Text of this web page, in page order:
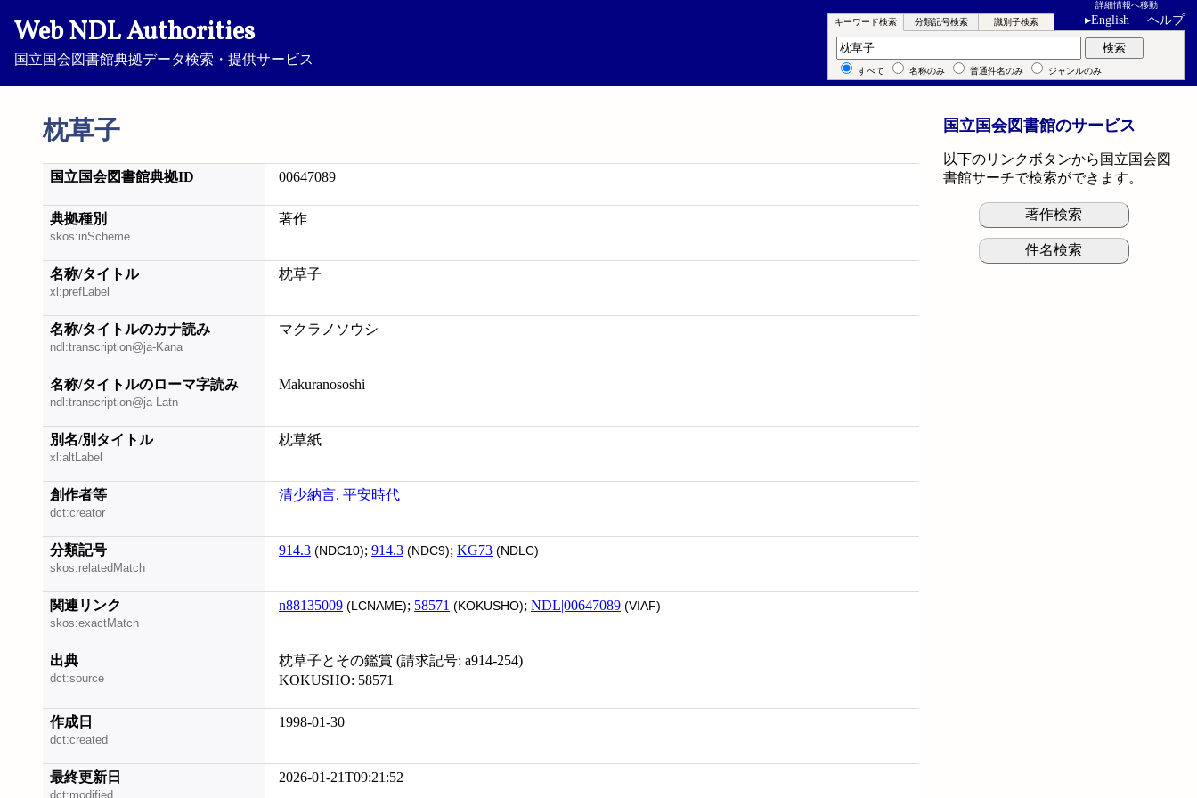
Web NDL Authorities
国立国会図書館典拠データ検索・提供サービス
詳細情報へ移動
▸English ヘルプ
枕草子
キーワード検索 分類記号検索 識別子検索
キーワード検索 検索
すべて 名称のみ 普通件名のみ ジャンルのみ
国立国会図書館典拠ID 00647089
典拠種別
skos:inScheme
著作
名称/タイトル
xl:prefLabel
枕草子
名称/タイトルのカナ読み
ndl:transcription@ja-Kana
マクラノソウシ
名称/タイトルのローマ字読み
ndl:transcription@ja-Latn
Makuranososhi
別名/別タイトル
xl:altLabel
枕草紙
創作者等
dct:creator
清少納言, 平安時代
分類記号
skos:relatedMatch
914.3 (NDC10); 914.3 (NDC9); KG73 (NDLC)
関連リンク
skos:exactMatch
n88135009 (LCNAME); 58571 (KOKUSHO); NDL|00647089 (VIAF)
出典
dct:source
枕草子とその鑑賞 (請求記号: a914-254)
KOKUSHO: 58571
作成日
dct:created
1998-01-30
最終更新日
dct:modified
2026-01-21T09:21:52
国立国会図書館のサービス
以下のリンクボタンから国立国会図
書館サーチで検索ができます。
著作検索
件名検索